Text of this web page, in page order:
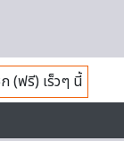
(ฟรี) เร็วๆ นี้